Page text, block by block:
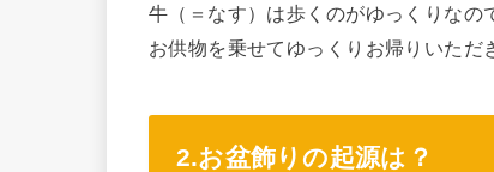
牛（＝なす）は歩くのがゆっくりなの
お供物を乗せてゆっくりお帰りいただ
2.お盆飾りの起源は？